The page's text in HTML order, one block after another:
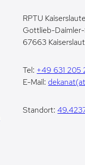
RPTU
Gottlieb-
67663
Tel: +49 631 205
E-Mail:
Standort: